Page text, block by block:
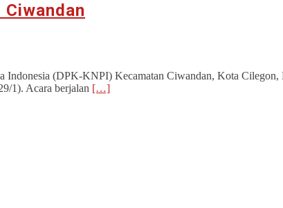
(DPK-KNPI) Kecamatan Ciwandan, Kota Cilegon,
1). Acara berjalan […]